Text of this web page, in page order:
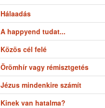
Hálaadás
A happyend tudat...
Közös cél felé
Örömhír vagy rémisztgetés
Jézus mindenkire számít
Kinek van hatalma?